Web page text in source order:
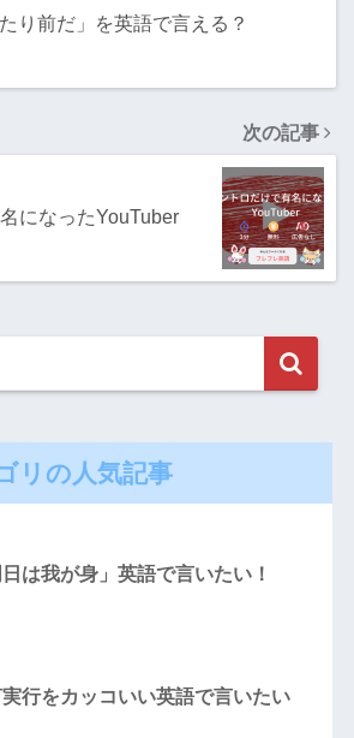
たり前だ」を英語で言える？
次の記事
になったYouTuber
リの人気記事
日は我が身」英語で言いたい！
行をカッコいい英語で言いたい